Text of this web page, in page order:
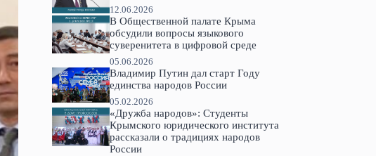
12.06.2026
В Общественной палате Крыма
обсудили вопросы языкового
суверенитета в цифровой среде
05.06.2026
Владимир Путин дал старт Году
единства народов России
05.02.2026
«Дружба народов»: Студенты
Крымского юридического института
рассказали о традициях народов
России